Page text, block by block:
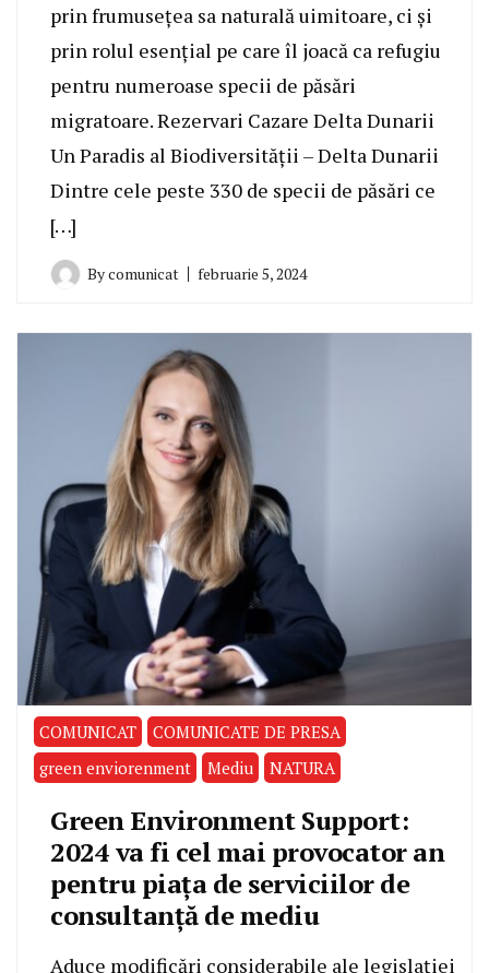
prin frumusețea sa naturală uimitoare, ci și
prin rolul esențial pe care îl joacă ca refugiu
pentru numeroase specii de păsări
migratoare. Rezervari Cazare Delta Dunarii
Un Paradis al Biodiversității – Delta Dunarii
Dintre cele peste 330 de specii de păsări ce
[…]
Bycomunicat februarie 5, 2024
COMUNICAT
COMUNICATE DE PRESA
green enviorenment
Mediu NATURA
Green Environment Support:
2024 va fi cel mai provocator an
pentru piața de serviciilor de
consultanță de mediu
Aduce modificări considerabile ale legislației